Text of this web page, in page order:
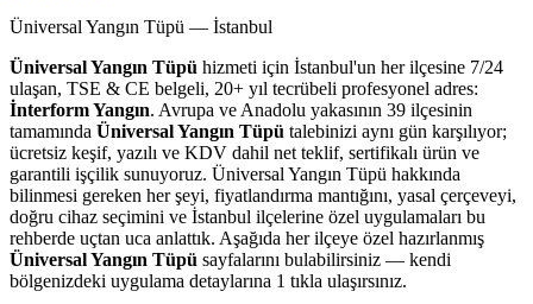
Üniversal Yangın Tüpü — İstanbul
Üniversal Yangın Tüpü hizmeti için İstanbul'un her ilçesine 7/24
ulaşan, TSE & CE belgeli, 20+ yıl tecrübeli profesyonel adres:
İnterform Yangın. Avrupa ve Anadolu yakasının 39 ilçesinin
tamamında Üniversal Yangın Tüpü talebinizi aynı gün karşılıyor;
ücretsiz keşif, yazılı ve KDV dahil net teklif, sertifikalı ürün ve
garantili işçilik sunuyoruz. Üniversal Yangın Tüpü hakkında
bilinmesi gereken her şeyi, fiyatlandırma mantığını, yasal çerçeveyi,
doğru cihaz seçimini ve İstanbul ilçelerine özel uygulamaları bu
rehberde uçtan uca anlattık. Aşağıda her ilçeye özel hazırlanmış
Üniversal Yangın Tüpü sayfalarını bulabilirsiniz — kendi
bölgenizdeki uygulama detaylarına 1 tıkla ulaşırsınız.